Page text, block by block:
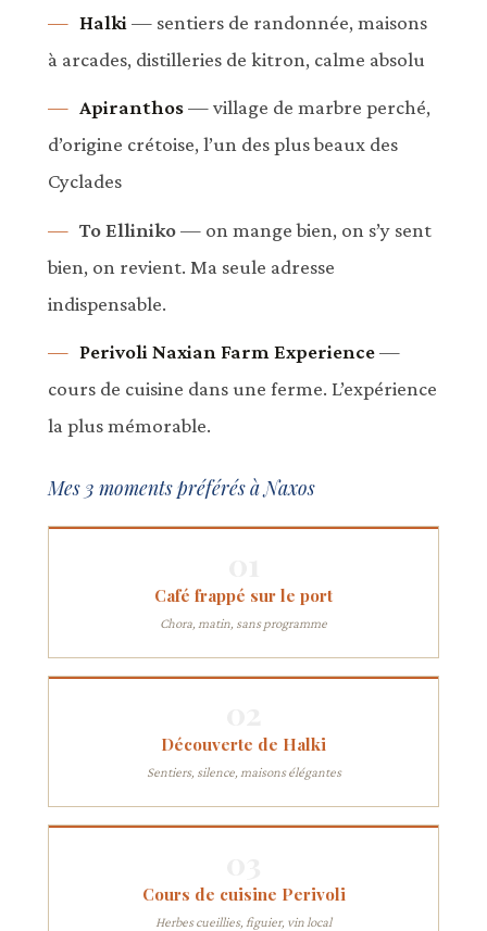
Halki — sentiers de randonnée, maisons
à arcades, distilleries de kitron, calme absolu
Apiranthos— village de marbre perché,
d’origine crétoise, l’un des plus beaux des
Cyclades
To Elliniko— on mange bien, on s’y sent
bien, on revient. Ma seule adresse
indispensable.
Perivoli Naxian Farm Experience—
cours de cuisine dans une ferme. L’expérience
la plus mémorable.
Mes 3 moments préférés à Naxos
Café frappé sur le port
Chora, matin, sans programme
Découverte de Halki
Sentiers, silence, maisons élégantes
Cours de cuisine Perivoli
Herbes cueillies, figuier, vin local